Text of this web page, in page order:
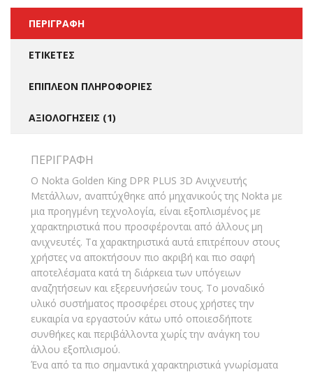
ΠΕΡΙΓΡΑΦΉ
ΕΤΙΚΈΤΕΣ
ΕΠΙΠΛΈΟΝ ΠΛΗΡΟΦΟΡΊΕΣ
ΑΞΙΟΛΟΓΉΣΕΙΣ (1)
ΠΕΡΙΓΡΑΦΉ
Ο Nokta Golden King DPR PLUS 3D Ανιχνευτής
Μετάλλων, αναπτύχθηκε από μηχανικούς της Nokta με
μια προηγμένη τεχνολογία, είναι εξοπλισμένος με
χαρακτηριστικά που προσφέρονται από άλλους μη
ανιχνευτές. Τα χαρακτηριστικά αυτά επιτρέπουν στους
χρήστες να αποκτήσουν πιο ακριβή και πιο σαφή
αποτελέσματα κατά τη διάρκεια των υπόγειων
αναζητήσεων και εξερευνήσεών τους. Το μοναδικό
υλικό συστήματος προσφέρει στους χρήστες την
ευκαιρία να εργαστούν κάτω υπό οποιεσδήποτε
συνθήκες και περιβάλλοντα χωρίς την ανάγκη του
άλλου εξοπλισμού.
Ένα από τα πιο σημαντικά χαρακτηριστικά γνωρίσματα